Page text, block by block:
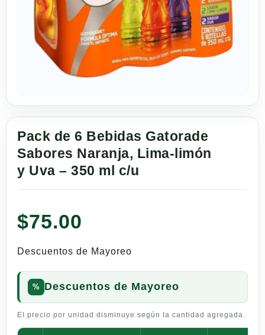
Pack de 6 Bebidas Gatorade
Sabores Naranja, Lima-limón
y Uva – 350 ml c/u
$75.00
Descuentos de Mayoreo
Descuentos de Mayoreo
El precio por unidad disminuye según la cantidad agregada.